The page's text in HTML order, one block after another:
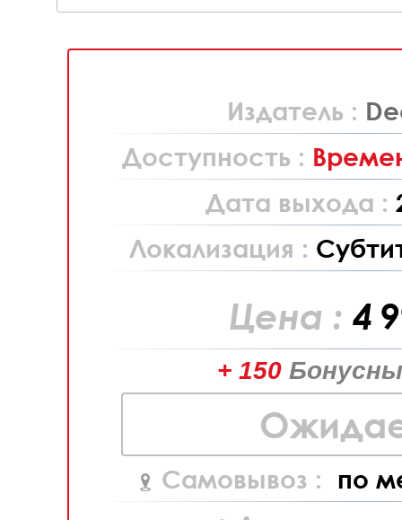
Издатель :
Доступность :
Дата выхода :
Локализация :
Цена : 4
+ 150
Самовывоз : по